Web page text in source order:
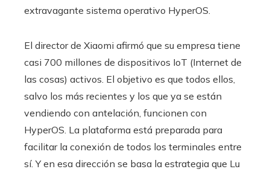
extravagante sistema operativo HyperOS.
El director de Xiaomi afirmó que su empresa tiene
casi 700 millones de dispositivos IoT (Internet de
las cosas) activos. El objetivo es que todos ellos,
salvo los más recientes y los que ya se están
vendiendo con antelación, funcionen con
HyperOS. La plataforma está preparada para
facilitar la conexión de todos los terminales entre
sí. Y en esa dirección se basa la estrategia que Lu